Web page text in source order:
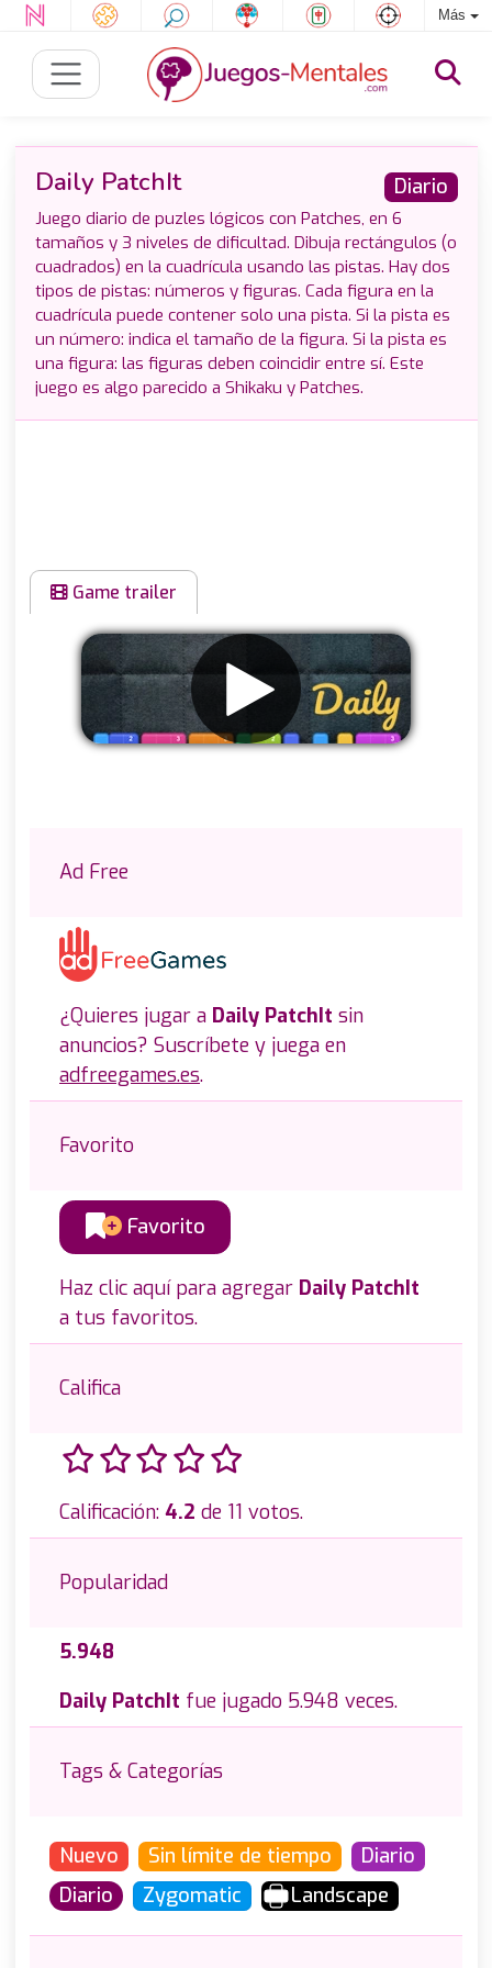
Más
Diario
Daily PatchIt
Juego diario de puzles lógicos con Patches, en 6
tamaños y 3 niveles de dificultad. Dibuja rectángulos (o
cuadrados) en la cuadrícula usando las pistas. Hay dos
tipos de pistas: números y figuras. Cada figura en la
cuadrícula puede contener solo una pista. Si la pista es
un número: indica el tamaño de la figura. Si la pista es
una figura: las figuras deben coincidir entre sí. Este
juego es algo parecido a Shikaku y Patches.
Game trailer
Ad Free
¿Quieres jugar a Daily PatchIt sin
anuncios? Suscríbete y juega en
adfreegames.es.
Favorito
Favorito
Haz clic aquí para agregar Daily PatchIt
a tus favoritos.
Califica
Calificación: 4.2 de 11 votos.
Popularidad
5.948
Daily PatchIt fue jugado 5.948 veces.
Tags & Categorías
Nuevo Sin límite de tiempo
Diario
Diario
Zygomatic Landscape